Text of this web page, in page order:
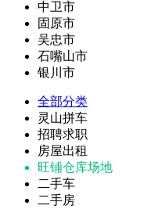
中卫市
固原市
吴忠市
石嘴山市
银川市
全部分类
灵山拼车
招聘求职
房屋出租
旺铺仓库场地
二手车
二手房